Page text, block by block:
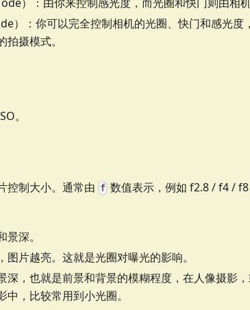
）：你可以完全控制相机的光圈、快门和感光度
摄模式。
。
控制大小。通常由 f 数值表示，例如 f2.8 / f4 /
深。
片越亮。这就是光圈对曝光的影响。
深，也就是前景和背景的模糊程度，在人像摄影
，比较常用到小光圈。